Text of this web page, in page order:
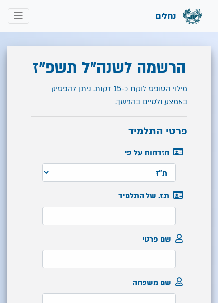
נחלים
הרשמה לשנה"ל תשפ"ז
מילוי הטופס לוקח כ-15 דקות. ניתן להפסיק
באמצע ולסיים בהמשך.
פרטי התלמיד
הזדהות על פי
ת.ז. של התלמיד
שם פרטי
שם משפחה